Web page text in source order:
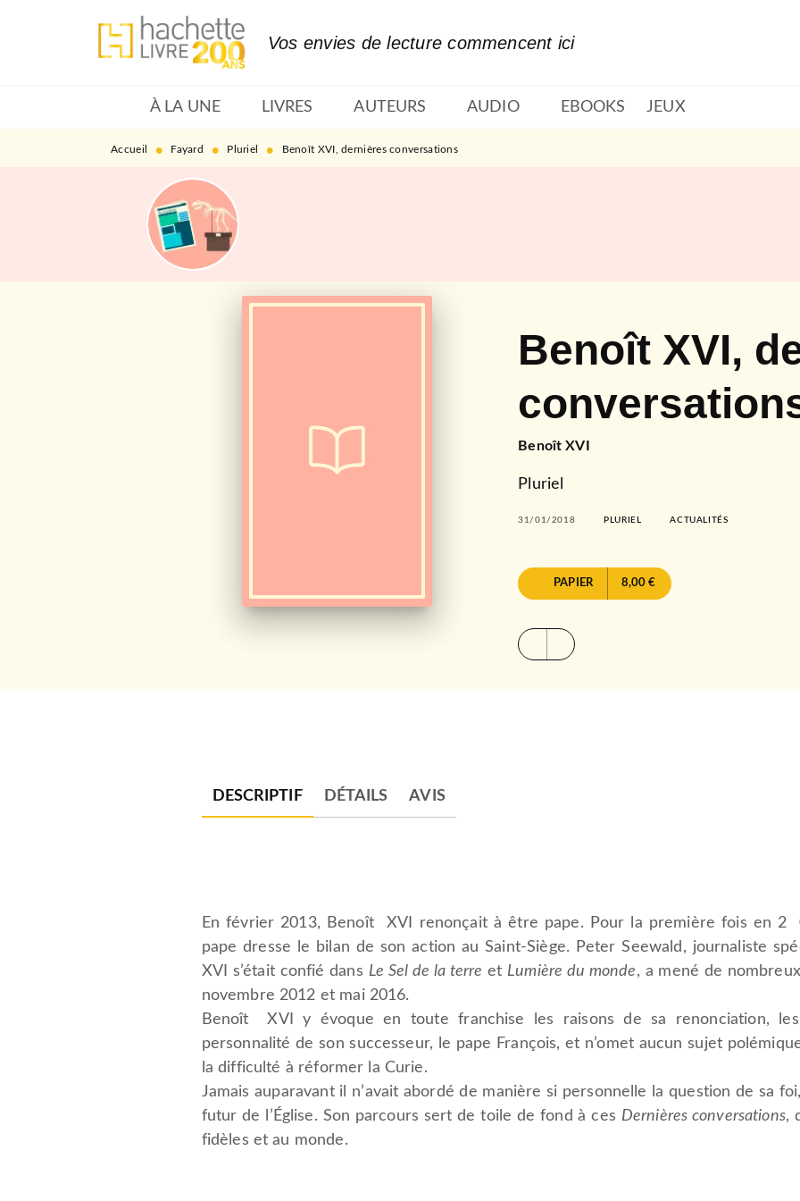
MENU RECHERCHE
Vos envies de lecture commencent ici
À LA UNE LIVRES AUTEURS AUDIO EBOOKS JEUX
Accueil • Fayard • Pluriel • Benoît XVI, dernières conversations
Benoît XVI,
Benoît XVI
Pluriel
31/01/2018 PLURIEL ACTUALITÉS
PAPIER 8,00 €
DESCRIPTIF DÉTAILS AVIS
En février 2013, Benoît XVI renonçait à être pape. Pour la première fois en 2
pape dresse le bilan de son action au Saint-Siège. Peter Seewald, journaliste
XVI s’était confié dans Le Sel de la terre et Lumière du monde, a mené de
novembre 2012 et mai 2016.
Benoît XVI y évoque en toute franchise les raisons de sa renonciation,
personnalité de son successeur, le pape François, et n’omet aucun sujet
la difficulté à réformer la Curie.
Jamais auparavant il n’avait abordé de manière si personnelle la question de sa
futur de l’Église. Son parcours sert de toile de fond à ces Dernières conversations,
fidèles et au monde.